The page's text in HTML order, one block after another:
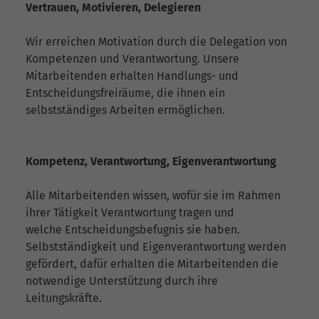
Vertrauen, Motivieren, Delegieren
Wir erreichen Motivation durch die Delegation von
Kompetenzen und Verantwortung. Unsere
Mitarbeitenden erhalten Handlungs- und
Entscheidungsfreiräume, die ihnen ein
selbstständiges Arbeiten ermöglichen.
Kompetenz, Verantwortung, Eigenverantwortung
Alle Mitarbeitenden wissen, wofür sie im Rahmen
ihrer Tätigkeit Verantwortung tragen und
welche Entscheidungsbefugnis sie haben.
Selbstständigkeit und Eigenverantwortung werden
gefördert, dafür erhalten die Mitarbeitenden die
notwendige Unterstützung durch ihre
Leitungskräfte.